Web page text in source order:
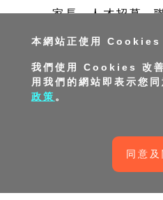
家長
人才招募
教城
版權所有© 2026 香
私隱政策聲明 服務條款
本網站正使用 Cookies
我們使用 Cookies 改
用我們的網站即表示您
政策 。
同意及